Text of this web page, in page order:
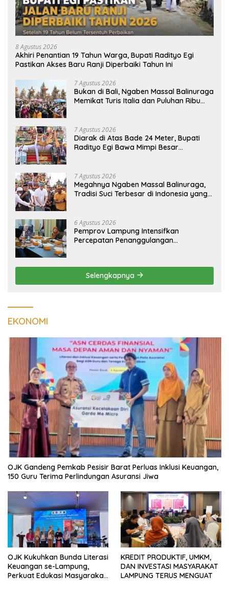
8 Agustus 2026
Akhiri Penantian 19 Tahun Warga, Bupati Radityo Egi
Pastikan Akses Baru Ranji Diperbaiki Tahun Ini
7 Agustus 2026
Bukan di Bali, Ngaben Massal Balinuraga
Memikat Turis Italia dan Puluhan Ribu
7 Agustus 2026
Diarak di Atas Bade 24 Meter, Bupati
Radityo Egi Bawa Mimpi Besar
7 Agustus 2026
Megahnya Ngaben Massal Balinuraga,
Tradisi Suci Terbesar di Indonesia yang
6 Agustus 2026
Pemprov Lampung Intensifkan
Percepatan Penanggulangan
Selengkapnya
EKONOMI
OJK Gandeng Pemkab Pesisir Barat Perluas Inklusi Keuangan,
150 Guru Terima Perlindungan Asuransi Jiwa
OJK Kukuhkan Bunda Literasi
Keuangan se-Lampung,
Perkuat Edukasi Masyarakat
KREDIT PRODUKTIF, UMKM,
DAN INVESTASI MASYARAKAT
LAMPUNG TERUS MENGUAT